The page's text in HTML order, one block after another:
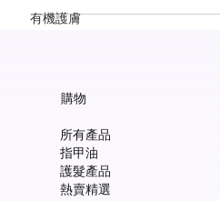
有機護膚
購物
所有產品
指甲油
護髮產品
熱賣精選